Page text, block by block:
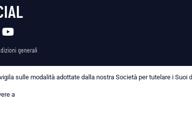
generali
sulle modalità adottate dalla nostra Società per tutelare i Suoi
a